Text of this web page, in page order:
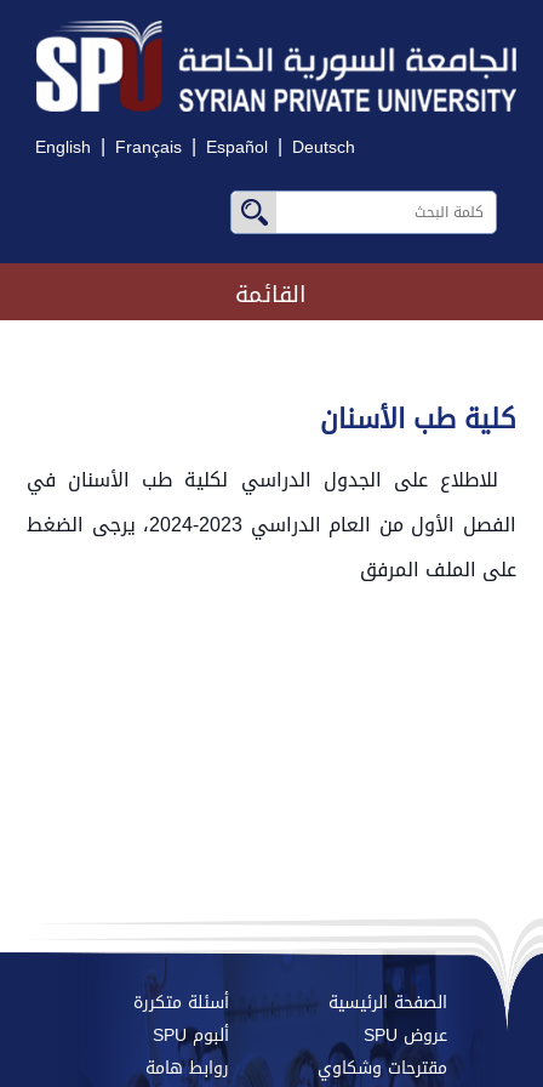
English | Français | Español | Deutsch
القائمة
كلية طب الأسنان
للاطلاع على الجدول الدراسي لكلية طب الأسنان في
الفصل الأول من العام الدراسي 2023-2024، يرجى الضغط
على الملف المرفق
الصفحة الرئيسية
أسئلة متكررة
عروض SPU
ألبوم SPU
مقترحات وشكاوي
روابط هامة